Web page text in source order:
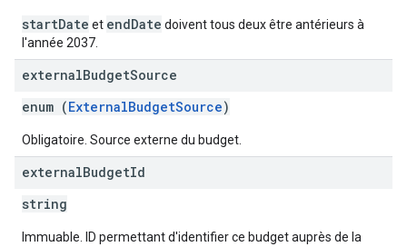
startDate et endDate doivent tous deux être antérieurs à
l'année 2037.
externalBudgetSource
enum (ExternalBudgetSource)
Obligatoire. Source externe du budget.
externalBudgetId
string
Immuable. ID permettant d'identifier ce budget auprès de la